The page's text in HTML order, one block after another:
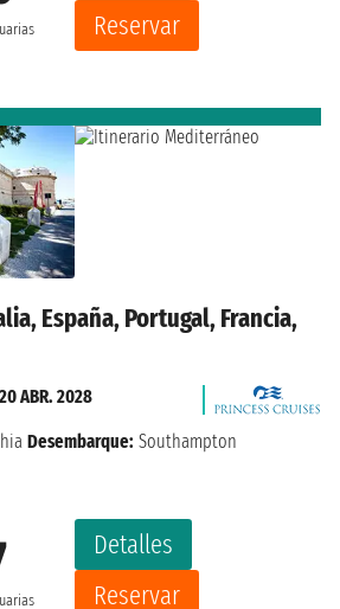
Reservar
España, Portugal, Francia,
Detalles
Reservar
20 ABR. 2028
Desembarque: Southampton